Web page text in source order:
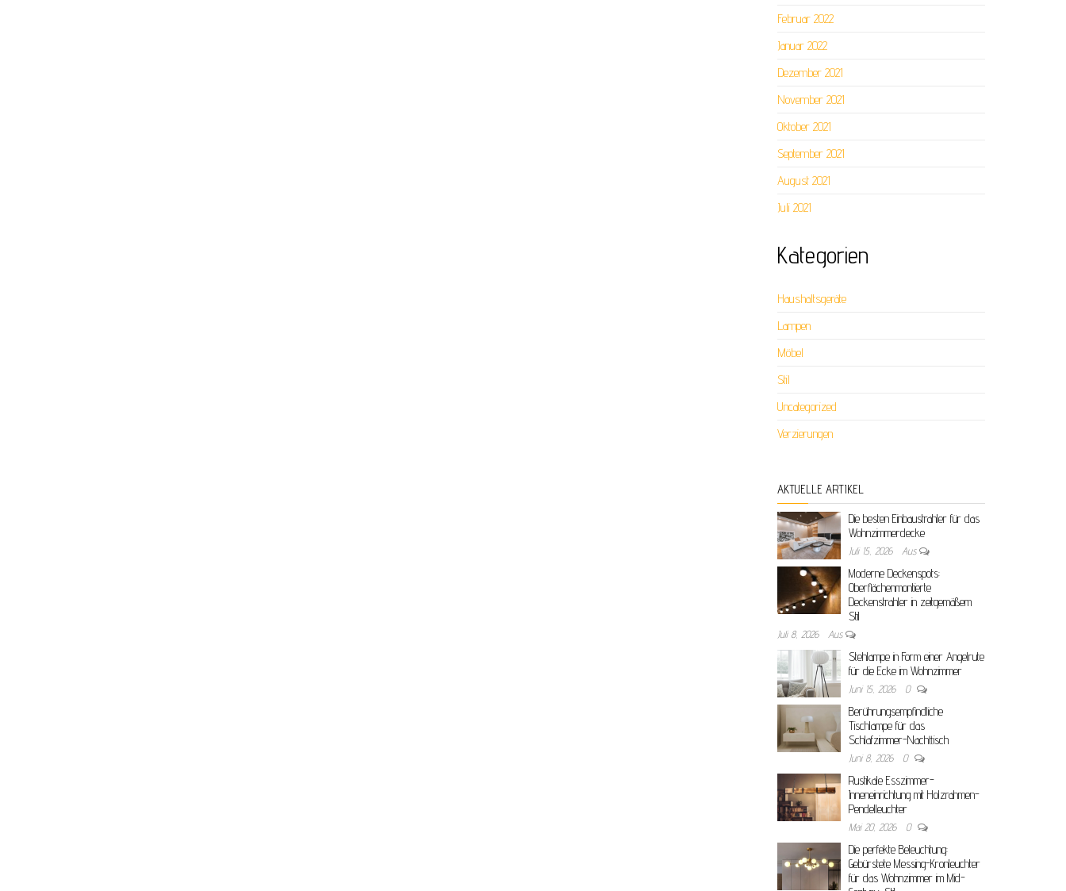
Februar 2022
Januar 2022
Dezember 2021
November 2021
Oktober 2021
September 2021
August 2021
Juli 2021
Kategorien
Haushaltsgeräte
Lampen
Möbel
Stil
Uncategorized
Verzierungen
AKTUELLE ARTIKEL
Die besten Einbaustrahler für das
Wohnzimmerdecke
Juli 15, 2026 Aus
Moderne Deckenspots:
Oberflächenmontierte
Deckenstrahler in zeitgemäßem
Stil
Juli 8, 2026 Aus
Stehlampe in Form einer Angelrute
für die Ecke im Wohnzimmer
Juni 15, 2026 0
Berührungsempfindliche
Tischlampe für das
Schlafzimmer-Nachttisch
Juni 8, 2026 0
Rustikale Esszimmer-
Inneneinrichtung mit Holzrahmen-
Pendelleuchter
Mai 20, 2026 0
Die perfekte Beleuchtung:
Gebürstete Messing-Kronleuchter
für das Wohnzimmer im Mid-